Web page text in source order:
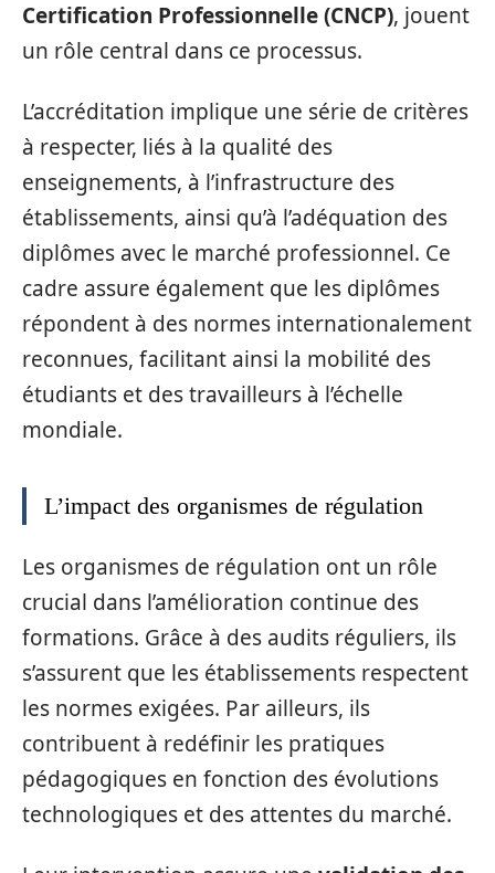
Certification Professionnelle (CNCP), jouent
un rôle central dans ce processus.
L’accréditation implique une série de critères
à respecter, liés à la qualité des
enseignements, à l’infrastructure des
établissements, ainsi qu’à l’adéquation des
diplômes avec le marché professionnel. Ce
cadre assure également que les diplômes
répondent à des normes internationalement
reconnues, facilitant ainsi la mobilité des
étudiants et des travailleurs à l’échelle
mondiale.
L’impact des organismes de régulation
Les organismes de régulation ont un rôle
crucial dans l’amélioration continue des
formations. Grâce à des audits réguliers, ils
s’assurent que les établissements respectent
les normes exigées. Par ailleurs, ils
contribuent à redéfinir les pratiques
pédagogiques en fonction des évolutions
technologiques et des attentes du marché.